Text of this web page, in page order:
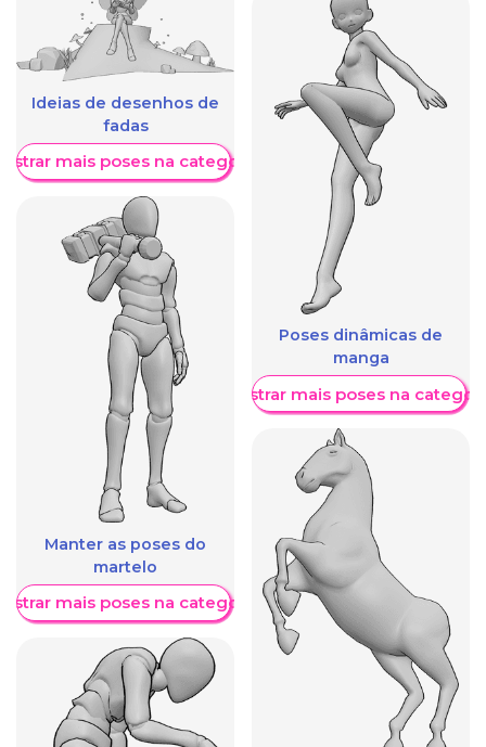
Ideias de desenhos de
fadas
mais poses na categoria
Manter as poses do
martelo
mais poses na categoria
Poses dinâmicas de
manga
Mostrar mais poses na